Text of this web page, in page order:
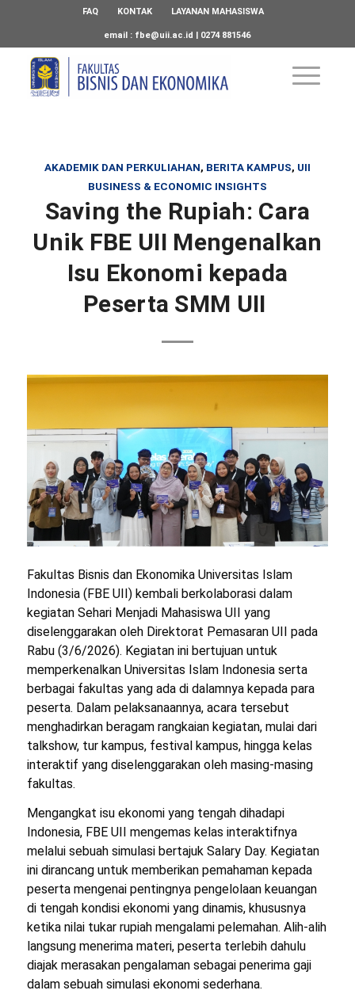
FAQ KONTAK LAYANAN MAHASISWA
email : fbe@uii.ac.id | 0274 881546
AKADEMIK DAN PERKULIAHAN, BERITA KAMPUS, UII
BUSINESS & ECONOMIC INSIGHTS
Saving the Rupiah: Cara
Unik FBE UII Mengenalkan
Isu Ekonomi kepada
Peserta SMM UII
Fakultas Bisnis dan Ekonomika Universitas Islam
Indonesia (FBE UII) kembali berkolaborasi dalam
kegiatan Sehari Menjadi Mahasiswa UII yang
diselenggarakan oleh Direktorat Pemasaran UII pada
Rabu (3/6/2026). Kegiatan ini bertujuan untuk
memperkenalkan Universitas Islam Indonesia serta
berbagai fakultas yang ada di dalamnya kepada para
peserta. Dalam pelaksanaannya, acara tersebut
menghadirkan beragam rangkaian kegiatan, mulai dari
talkshow, tur kampus, festival kampus, hingga kelas
interaktif yang diselenggarakan oleh masing-masing
fakultas.
Mengangkat isu ekonomi yang tengah dihadapi
Indonesia, FBE UII mengemas kelas interaktifnya
melalui sebuah simulasi bertajuk Salary Day. Kegiatan
ini dirancang untuk memberikan pemahaman kepada
peserta mengenai pentingnya pengelolaan keuangan
di tengah kondisi ekonomi yang dinamis, khususnya
ketika nilai tukar rupiah mengalami pelemahan. Alih-alih
langsung menerima materi, peserta terlebih dahulu
diajak merasakan pengalaman sebagai penerima gaji
dalam sebuah simulasi ekonomi sederhana.